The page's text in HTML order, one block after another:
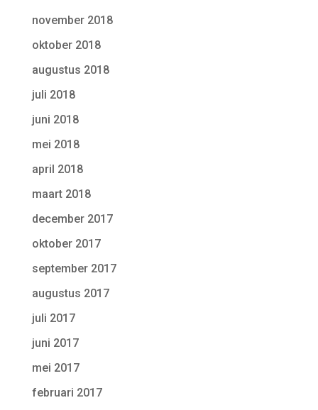
november 2018
oktober 2018
augustus 2018
juli 2018
juni 2018
mei 2018
april 2018
maart 2018
december 2017
oktober 2017
september 2017
augustus 2017
juli 2017
juni 2017
mei 2017
februari 2017